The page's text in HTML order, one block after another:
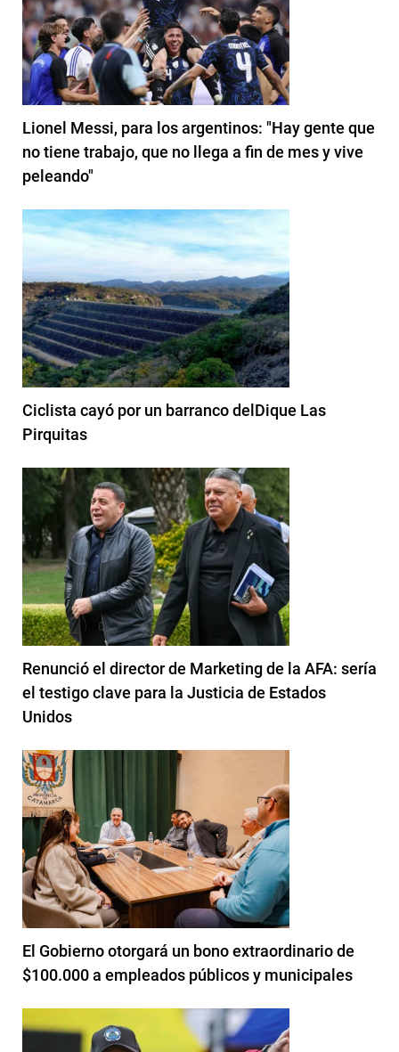
Lionel Messi, para los argentinos: "Hay gente que
no tiene trabajo, que no llega a fin de mes y vive
peleando"
Ciclista cayó por un barranco delDique Las
Pirquitas
Renunció el director de Marketing de la AFA: sería
el testigo clave para la Justicia de Estados
Unidos
El Gobierno otorgará un bono extraordinario de
$100.000 a empleados públicos y municipales